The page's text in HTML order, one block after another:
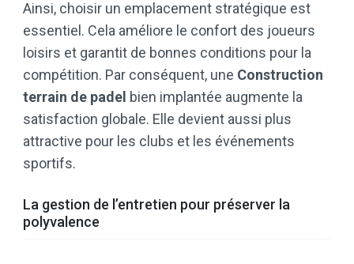
Ainsi, choisir un emplacement stratégique est
essentiel. Cela améliore le confort des joueurs
loisirs et garantit de bonnes conditions pour la
compétition. Par conséquent, une Construction
terrain de padel bien implantée augmente la
satisfaction globale. Elle devient aussi plus
attractive pour les clubs et les événements
sportifs.
La gestion de l’entretien pour préserver la
polyvalence